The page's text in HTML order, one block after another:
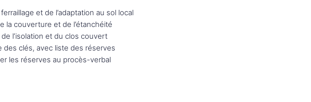
et de l’adaptation au sol local
la couverture et de l’étanchéité
l’isolation et du clos couvert
des clés, avec liste des réserves
les réserves au procès-verbal